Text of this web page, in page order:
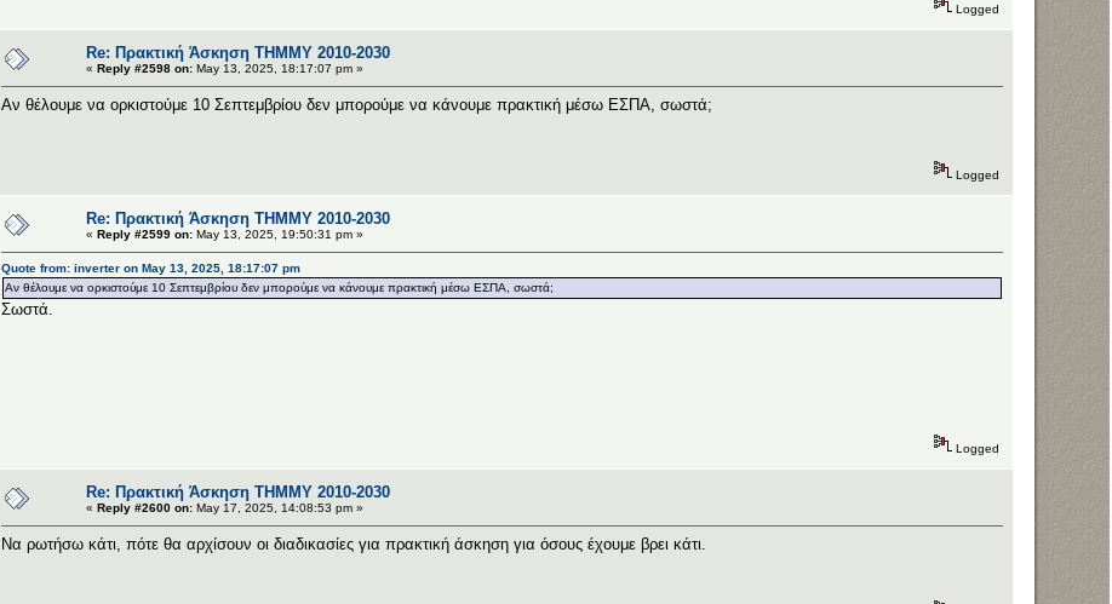
Logged
Re: Πρακτική Άσκηση ΤΗΜΜΥ 2010-2030
« Reply #2598 on: May 13, 2025, 18:17:07 pm »
Αν θέλουμε να ορκιστούμε 10 Σεπτεμβρίου δεν μπορούμε να κάνουμε πρακτική μέσω ΕΣΠΑ, σωστά;
Logged
Re: Πρακτική Άσκηση ΤΗΜΜΥ 2010-2030
« Reply #2599 on: May 13, 2025, 19:50:31 pm »
Quote from: inverter on May 13, 2025, 18:17:07 pm
Αν θέλουμε να ορκιστούμε 10 Σεπτεμβρίου δεν μπορούμε να κάνουμε πρακτική μέσω ΕΣΠΑ, σωστά;
Σωστά.
Logged
Re: Πρακτική Άσκηση ΤΗΜΜΥ 2010-2030
« Reply #2600 on: May 17, 2025, 14:08:53 pm »
Να ρωτήσω κάτι, πότε θα αρχίσουν οι διαδικασίες για πρακτική άσκηση για όσους έχουμε βρει κάτι.